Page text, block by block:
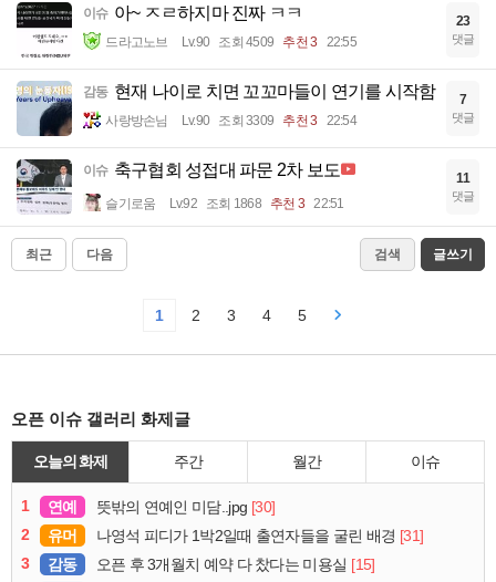
이슈 아~ ㅈㄹ하지마 진짜 ㅋㅋ
드라고노브 Lv.90 조회 4509 추천 3 22:55
23
댓글
감동 현재 나이로 치면 꼬꼬마들이 연기를 시작함
사랑방손님 Lv.90 조회 3309 추천 3 22:54
7
댓글
이슈 축구협회 성접대 파문 2차 보도
슬기로움 Lv.92 조회 1868 추천 3 22:51
11
댓글
최근 다음 검색 글쓰기
1 2 3 4 5
오픈 이슈 갤러리 화제글
오늘의 화제 주간 월간 이슈
1 연예 뜻밖의 연예인 미담..jpg [30]
2
유머 나영석 피디가 1박2일때 출연자들을 굴린 배경 [31]
3
감동 오픈 후 3개월치 예약 다 찼다는 미용실 [15]